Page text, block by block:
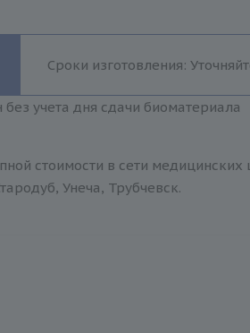
Сроки изготовления:
учета дня сдачи биоматериала
стоимости в сети медицинских
Унеча, Трубчевск.